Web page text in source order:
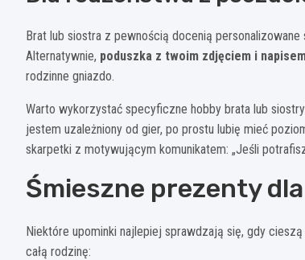
Brat lub siostra z pewnością docenią
Alternatywnie, poduszka z twoim zdjęciem i
rodzinne gniazdo.
Warto wykorzystać specyficzne hobby brata lub
jestem uzależniony od gier, po prostu lubię mieć
skarpetki z motywującym komunikatem: „Jeśli
Śmieszne prezenty
Niektóre upominki najlepiej sprawdzają się, gdy
całą rodzinę: